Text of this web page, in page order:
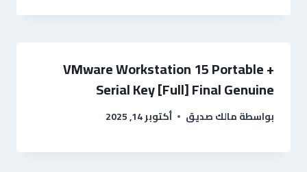
VMware Workstation 15 Portable +
Serial Key [Full] Final Genuine
بواسطةمالك صديق أكتوبر 14, 2025